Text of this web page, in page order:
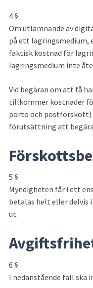
4 §
Om utlämnande av
på ett lagringsmedium,
faktisk kostnad för
lagringsmedium inte
Vid begäran om att få
tillkommer kostnader
porto och postförskott)
förutsättning att
5 §
Myndigheten får i ett
betalas helt eller delvis
ut.
6 §
I nedanstående fall ska